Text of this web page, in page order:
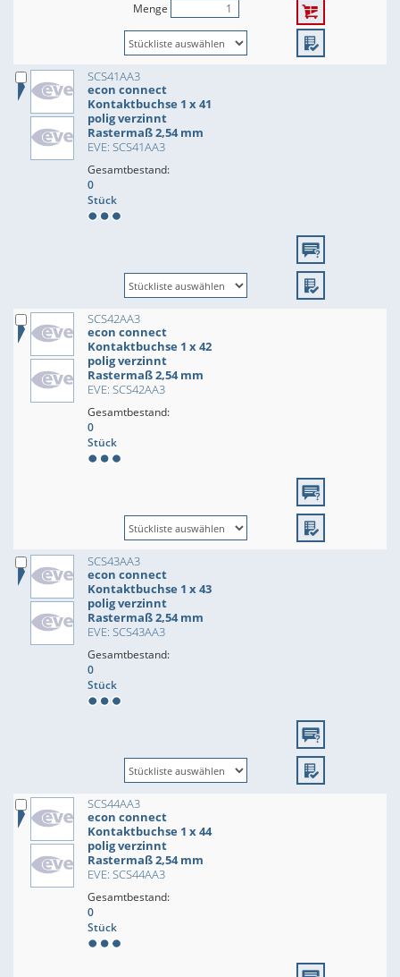
Menge
SCS41AA3
econ connect
Kontaktbuchse 1 x 41
polig verzinnt
Rastermaß 2,54 mm
EVE: SCS41AA3
Gesamtbestand:
0
Stück
SCS42AA3
econ connect
Kontaktbuchse 1 x 42
polig verzinnt
Rastermaß 2,54 mm
EVE: SCS42AA3
Gesamtbestand:
0
Stück
SCS43AA3
econ connect
Kontaktbuchse 1 x 43
polig verzinnt
Rastermaß 2,54 mm
EVE: SCS43AA3
Gesamtbestand:
0
Stück
SCS44AA3
econ connect
Kontaktbuchse 1 x 44
polig verzinnt
Rastermaß 2,54 mm
EVE: SCS44AA3
Gesamtbestand:
0
Stück